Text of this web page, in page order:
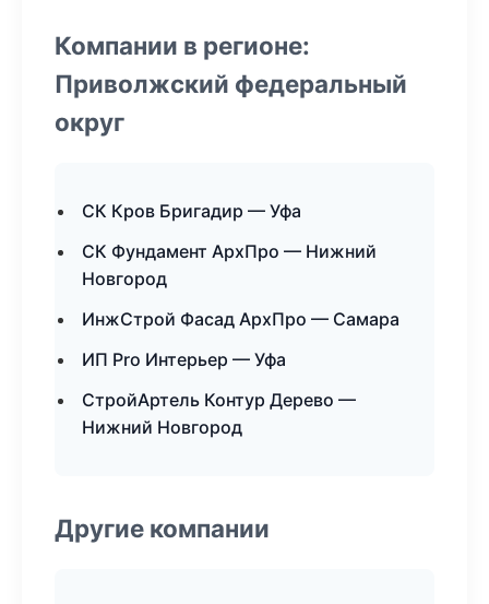
Компании в регионе:
Приволжский федеральный
округ
СК Кров Бригадир — Уфа
СК Фундамент АрхПро — Нижний
Новгород
ИнжСтрой Фасад АрхПро — Самара
ИП Pro Интерьер — Уфа
СтройАртель Контур Дерево —
Нижний Новгород
Другие компании